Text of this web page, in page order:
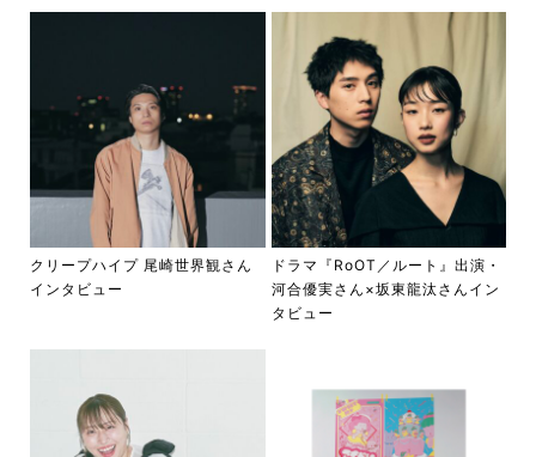
クリープハイプ 尾崎世界観さん
インタビュー
ドラマ『RoOT／ルート』出演・
河合優実さん×坂東龍汰さんイン
タビュー